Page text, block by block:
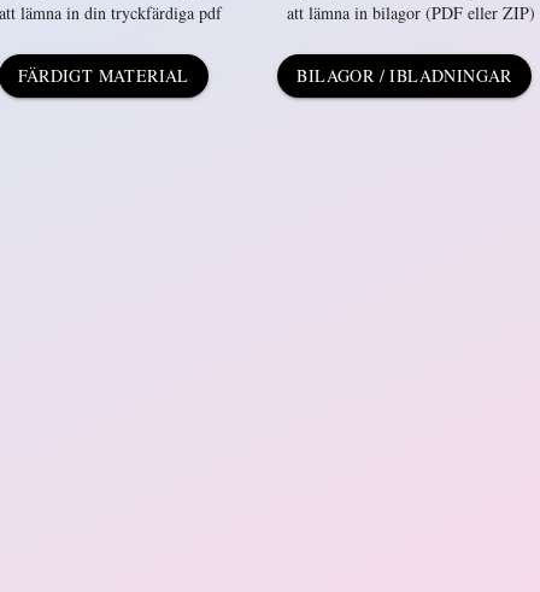
lämna in din tryckfärdiga pdf
att lämna in bilagor (PDF eller ZIP)
FÄRDIGT MATERIAL BILAGOR / IBLADNINGAR